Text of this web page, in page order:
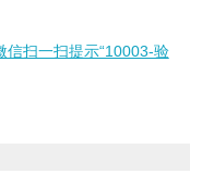
扫一扫提示“10003-验